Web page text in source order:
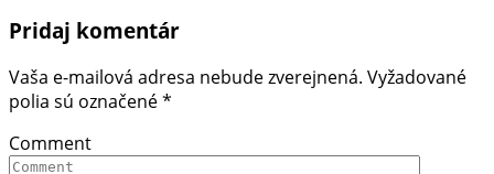
Pridaj komentár
Vaša e-mailová adresa nebude zverejnená. Vyžadované
polia sú označené*
Comment